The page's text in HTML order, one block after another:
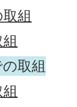
組
取組